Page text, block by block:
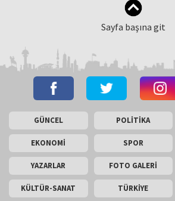
Sayfa başına git
GÜNCEL POLİTİKA
EKONOMİ SPOR
YAZARLAR FOTO GALERİ
KÜLTÜR-SANAT TÜRKİYE